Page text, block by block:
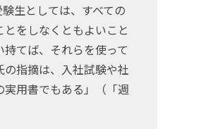
生としては、すべての
をしなくともよいこと
てば、それらを使って
指摘は、入社試験や社
用書でもある」（「週